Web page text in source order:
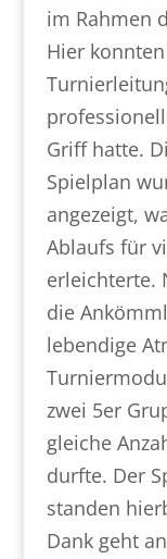
im Rahmen
Hier
Griff hatte.
Spielplan
angezeigt,
Ablaufs für
erleichterte.
die
lebendige
zwei 5er
gleiche
durfte. Der
standen
Dank geht